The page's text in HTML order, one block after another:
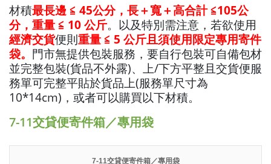
材積最長邊 ≦ 45公分，長＋寬＋高合計 ≦105公
分，重量 ≦ 10 公斤。以及特別需注意，若欲使用
經濟交貨便則重量 ≦ 5 公斤且須使用限定專用寄件
袋。 門市無提供包裝服務，要自行包裝可自備包材
並完整包裝(貨品不外露)、上/下方平整且交貨便服
務單可完整平貼於貨品上(服務單尺寸為
10*14cm)，或者可以購買以下材積。
7-11交貸便寄件箱／專用袋
7-11交貸便寄件箱／專用袋